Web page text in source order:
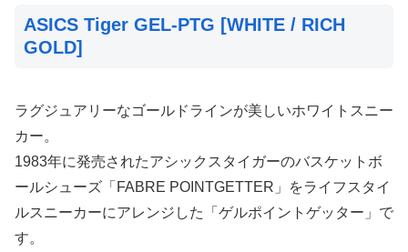
ASICS Tiger GEL-PTG [WHITE / RICH
GOLD]
ラグジュアリーなゴールドラインが美しいホワイトスニー
カー。
1983年に発売されたアシックスタイガーのバスケットボ
ールシューズ「FABRE POINTGETTER」をライフスタイ
ルスニーカーにアレンジした「ゲルポイントゲッター」で
す。